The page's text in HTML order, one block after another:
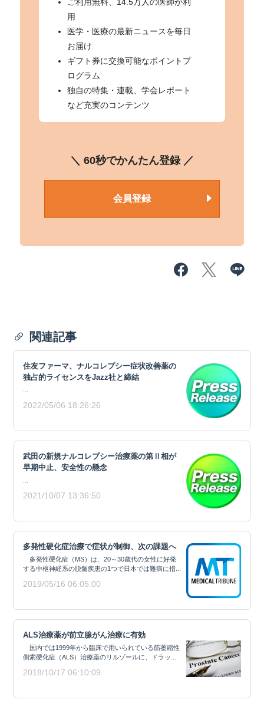
用
医学・医療の最新ニュースを毎日
お届け
ギフト券に交換可能なポイントプ
ログラム
独自の特集・連載、学会レポート
など充実のコンテンツ
＼ 60秒でかんたん登録 ／
会員登録
関連記事
住友ファーマ、ナルコレプシー症状改善薬の
独占的ライセンスをJazz社と締結
2022/05/06 18:26:26
武田の新規ナルコレプシー治療薬の第Ⅱ相が
早期中止、安全性の懸念
2021/10/07 13:36:50
多発性硬化症治療で症状が制御、次の課題へ
多発性硬化症（MS）は、20～30歳代の女性に好発
する中枢神経系の脱髄疾患の1つで日本では難病に指...
2019/05/16 06:05:00
ALS治療薬が前立腺がん治療に有効
国内では1999年から臨床で用いられている筋萎縮性
側索硬化症（ALS）治療薬のリルゾールに、ドラッ...
2018/10/17 06:10:09